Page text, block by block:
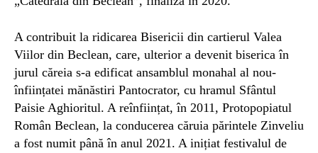
A contribuit la ridicarea Bisericii din cartierul Valea
Viilor din Beclean, care, ulterior a devenit biserica în
jurul căreia s-a edificat ansamblul monahal al nou-
înființatei mănăstiri Pantocrator, cu hramul Sfântul
Paisie Aghioritul. A reînființat, în 2011, Protopopiatul
Român Beclean, la conducerea căruia părintele Zinveliu
a fost numit până în anul 2021. A inițiat festivalul de